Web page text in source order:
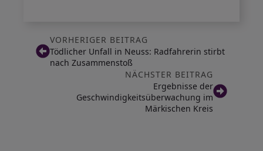
VORHERIGER BEITRAG
Tödlicher Unfall in Neuss: Radfahrerin stirbt
nach Zusammenstoß
NÄCHSTER BEITRAG
Ergebnisse der
Geschwindigkeitsüberwachung im
Märkischen Kreis